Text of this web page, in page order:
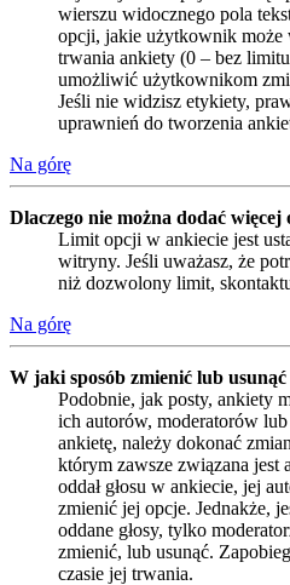
wierszu widocznego pola
opcji, jakie użytkownik może
trwania ankiety (0 – bez
umożliwić użytkownikom
Jeśli nie widzisz etykiety,
uprawnień do tworzenia
Na górę
Dlaczego nie można dodać
Limit opcji w ankiecie jest
witryny. Jeśli uważasz, że
niż dozwolony limit,
Na górę
W jaki sposób zmienić lub usunąć
Podobnie, jak posty, ankiety
ich autorów, moderatorów
ankietę, należy dokonać
którym zawsze związana jest
oddał głosu w ankiecie, jej
zmienić jej opcje. Jednakże,
oddane głosy, tylko
zmienić, lub usunąć.
czasie jej trwania.